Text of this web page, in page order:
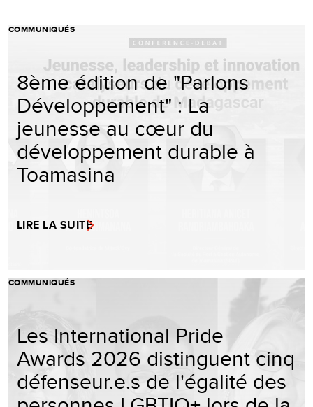
COMMUNIQUÉS
8ème édition de "Parlons
Développement" : La
jeunesse au cœur du
développement durable à
Toamasina
LIRE LA SUITE
COMMUNIQUÉS
Les International Pride
Awards 2026 distinguent cinq
défenseur.e.s de l'égalité des